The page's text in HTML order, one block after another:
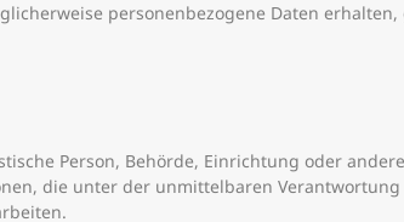
personenbezogene Daten
Person, Behörde, Einrichtung oder
die unter der unmittelbaren